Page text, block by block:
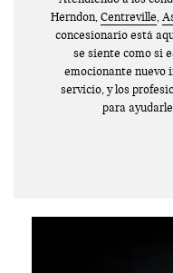
Herndon,Centreville,
concesionario está
se siente como si
emocionante nuevo
servicio, y los
para